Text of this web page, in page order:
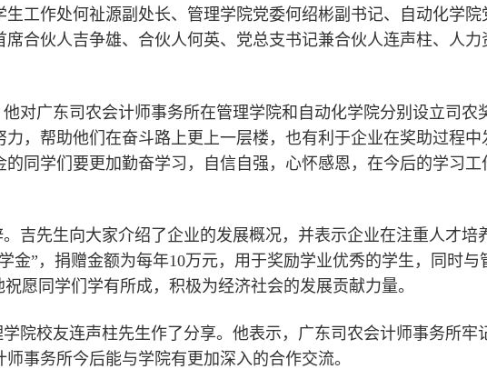
工作处何祉源副处长、管理学院党委何绍彬副书记、自动化学
合伙人吉争雄、合伙人何英、党总支书记兼合伙人连声柱、人
对广东司农会计师事务所在管理学院和自动化学院分别设立司农
，帮助他们在奋斗路上更上一层楼，也有利于企业在奖助过程
同学们要更加勤奋学习，自信自强，心怀感恩，在今后的学习
吉先生向大家介绍了企业的发展概况，并表示企业在注重人才培
金”，捐赠金额为每年10万元，用于奖励学业优秀的学生，同时
愿同学们学有所成，积极为经济社会的发展贡献力量。
院校友连声柱先生作了分享。他表示，广东司农会计师事务所牢
事务所今后能与学院有更加深入的合作交流。